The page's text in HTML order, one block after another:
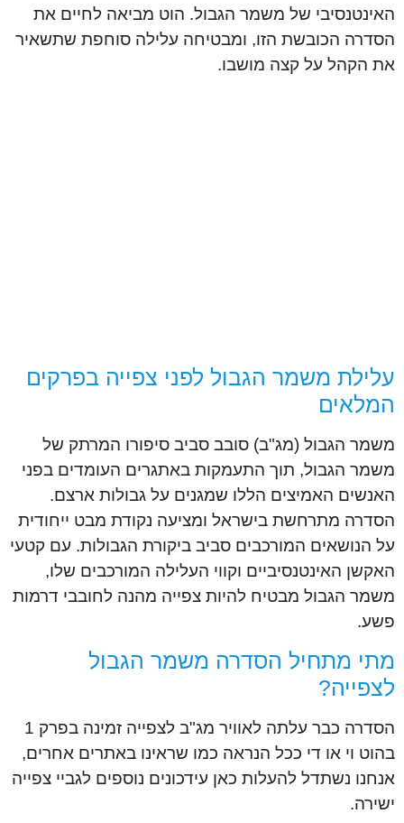
האינטנסיבי של משמר הגבול. הוט מביאה לחיים את
הסדרה הכובשת הזו, ומבטיחה עלילה סוחפת שתשאיר
את הקהל על קצה מושבו.
עלילת משמר הגבול לפני צפייה בפרקים
המלאים
משמר הגבול (מג"ב) סובב סביב סיפורו המרתק של
משמר הגבול, תוך התעמקות באתגרים העומדים בפני
האנשים האמיצים הללו שמגנים על גבולות ארצם.
הסדרה מתרחשת בישראל ומציעה נקודת מבט ייחודית
על הנושאים המורכבים סביב ביקורת הגבולות. עם קטעי
האקשן האינטנסיביים וקווי העלילה המורכבים שלו,
משמר הגבול מבטיח להיות צפייה מהנה לחובבי דרמות
פשע.
מתי מתחיל הסדרה משמר הגבול
לצפייה?
הסדרה כבר עלתה לאוויר מג"ב לצפייה זמינה בפרק 1
בהוט וי או די ככל הנראה כמו שראינו באתרים אחרים,
אנחנו נשתדל להעלות כאן עידכונים נוספים לגביי צפייה
ישירה.